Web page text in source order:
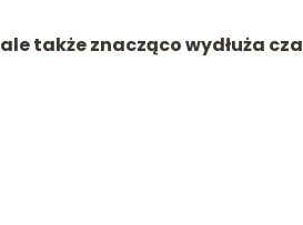
także znacząco wydłuża